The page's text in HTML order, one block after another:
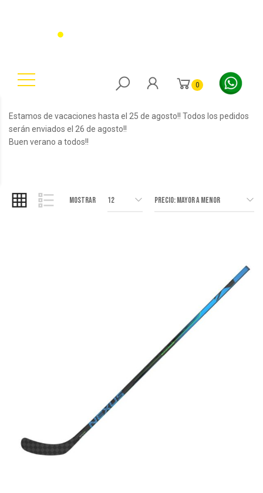
0
Estamos de vacaciones hasta el 25 de agosto!! Todos los pedidos
serán enviados el 26 de agosto!!
Buen verano a todos!!
Mostrar 12 Precio: Mayor a Menor